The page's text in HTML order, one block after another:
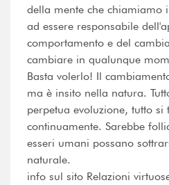
della mente che chiamiamo
ad essere responsabile
comportamento e del
cambiare in qualunque
Basta volerlo! Il
ma è insito nella natura.
perpetua evoluzione, tutto si
continuamente. Sarebbe
esseri umani possano
naturale.
info sul sito Relazioni